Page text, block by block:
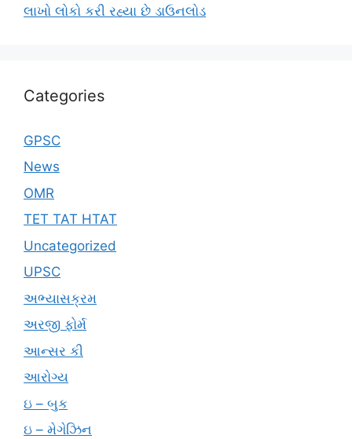
લાખો લોકો કરી રહ્યા છે ડાઉનલોડ
Categories
GPSC
News
OMR
TET TAT HTAT
Uncategorized
UPSC
અભ્યાસક્રમ
અરજી ફોર્મ
આન્સર કી
આરોગ્ય
ઇ – બુક
ઇ – મેગેઝિન